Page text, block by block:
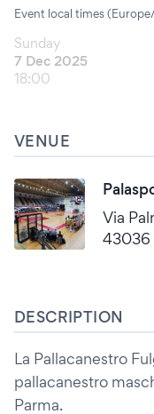
Event local times
Sunday
7 Dec 2025
18:00
VENUE
Via
43036
DESCRIPTION
La Pallacanestro
pallacanestro
Parma.